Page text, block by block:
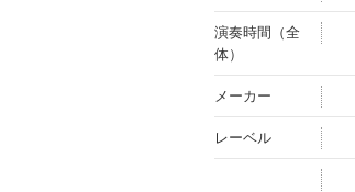
演奏時間（全
体）
メーカー
レーベル